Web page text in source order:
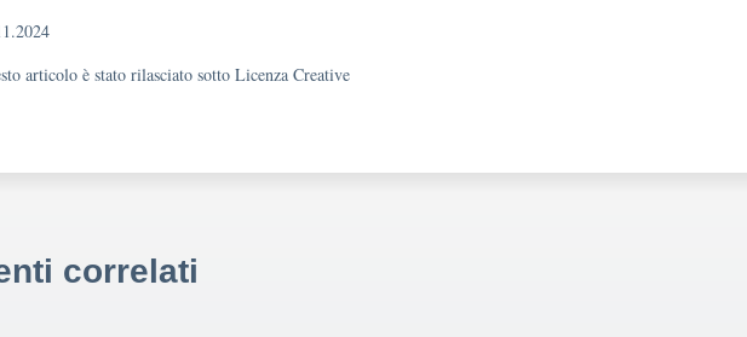
articolo è stato rilasciato sotto Licenza Creative
correlati